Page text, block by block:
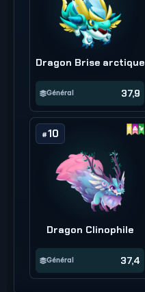
Dragon Brise arctique
Général 37,9
#10
Dragon Clinophile
Général 37,4